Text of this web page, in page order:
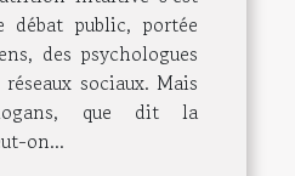
public, portée
des psychologues
sociaux. Mais
que dit la
on...